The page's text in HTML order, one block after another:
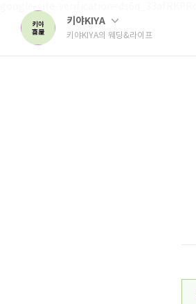
키야KIYA
키야KIYA의 웨딩&라이프